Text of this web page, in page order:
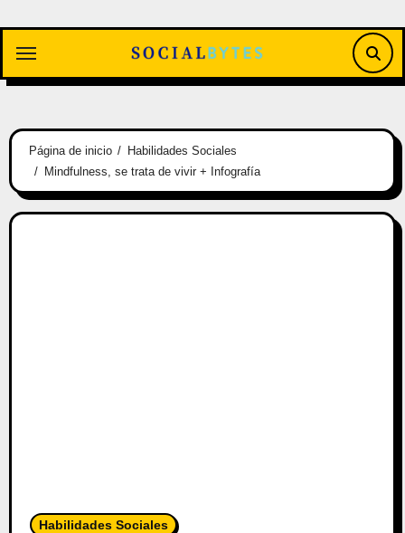
contenido
Página de inicio
Habilidades Sociales
Mindfulness, se trata de vivir + Infografía
Habilidades Sociales